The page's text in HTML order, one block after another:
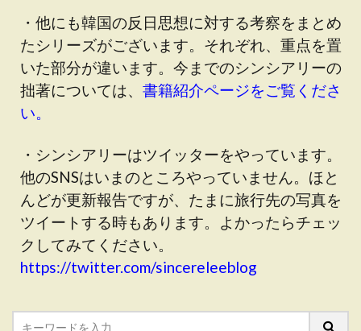
・他にも韓国の反日思想に対する考察をまとめ
たシリーズがございます。それぞれ、重点を置
いた部分が違います。今までのシンシアリーの
拙著については、 書籍紹介ページをご覧くださ
い。
・シンシアリーはツイッターをやっています。
他のSNSはいまのところやっていません。ほと
んどが更新報告ですが、たまに旅行先の写真を
ツイートする時もあります。よかったらチェッ
クしてみてください。
https://twitter.com/sincereleeblog